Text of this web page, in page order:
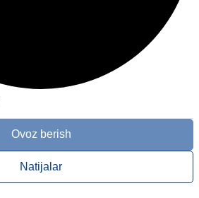
Ovoz berish
Natijalar